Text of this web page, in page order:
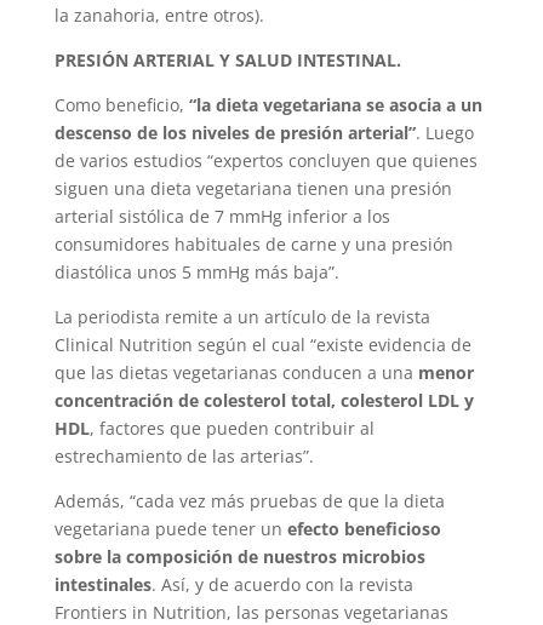
la zanahoria, entre otros).
PRESIÓN ARTERIAL Y SALUD INTESTINAL.
Como beneficio, “la dieta vegetariana se asocia a un
descenso de los niveles de presión arterial”. Luego
de varios estudios “expertos concluyen que quienes
siguen una dieta vegetariana tienen una presión
arterial sistólica de 7 mmHg inferior a los
consumidores habituales de carne y una presión
diastólica unos 5 mmHg más baja”.
La periodista remite a un artículo de la revista
Clinical Nutrition según el cual “existe evidencia de
que las dietas vegetarianas conducen a una menor
concentración de colesterol total, colesterol LDL y
HDL, factores que pueden contribuir al
estrechamiento de las arterias”.
Además, “cada vez más pruebas de que la dieta
vegetariana puede tener un efecto beneficioso
sobre la composición de nuestros microbios
intestinales. Así, y de acuerdo con la revista
Frontiers in Nutrition, las personas vegetarianas